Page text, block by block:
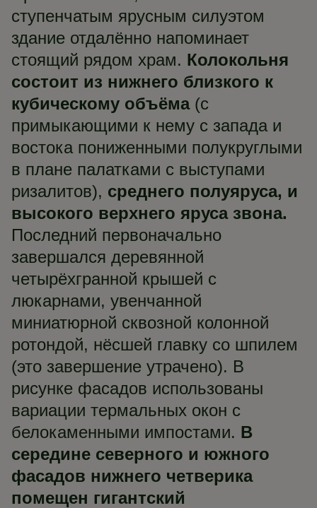
ступенчатым ярусным силуэтом
здание отдалённо напоминает
стоящий рядом храм. Колокольня
состоит из нижнего близкого к
кубическому объёма(с
примыкающими к нему с запада и
востока пониженными полукруглыми
в плане палатками с выступами
ризалитов), среднего полуяруса, и
высокого верхнего яруса звона.
Последний первоначально
завершался деревянной
четырёхгранной крышей с
люкарнами, увенчанной
миниатюрной сквозной колонной
ротондой, нёсшей главку со шпилем
(это завершение утрачено). В
рисунке фасадов использованы
вариации термальных окон с
белокаменными импостами. В
середине северного и южного
фасадов нижнего четверика
помещен гигантский